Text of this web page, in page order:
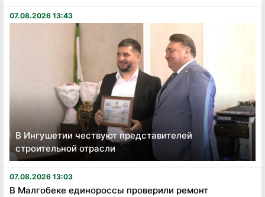
07.08.2026 13:43
В Ингушетии чествуют представителей
строительной отрасли
07.08.2026 13:03
В Малгобеке единороссы проверили ремонт